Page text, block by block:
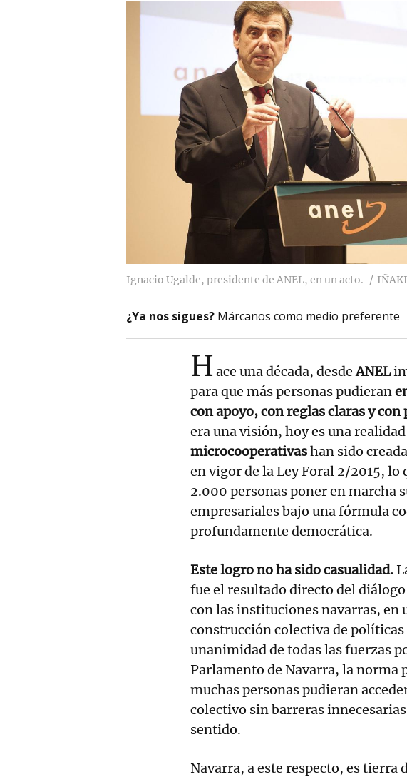
Ignacio Ugalde, presidente de ANEL, en un acto.
¿Ya nos sigues? Márcanos como medio preferente
H ace una década, desdeANEL
para que más personas pudieran
con apoyo, con reglas claras y
era una visión, hoy es una
microcooperativashan sido
en vigor de la Ley Foral 2/2015, lo
2.000 personas poner en marcha
empresariales bajo una fórmula
profundamente democrática.
Este logro no ha sido casualidad.
fue el resultado directo del
con las instituciones navarras, en
construcción colectiva de
unanimidad de todas las fuerzas
Parlamento de Navarra, la norma
muchas personas pudieran
colectivo sin barreras
sentido.
Navarra, a este respecto, es tierra